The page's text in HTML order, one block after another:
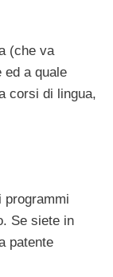
(che va
ed a quale
corsi di lingua,
programmi
Se siete in
patente